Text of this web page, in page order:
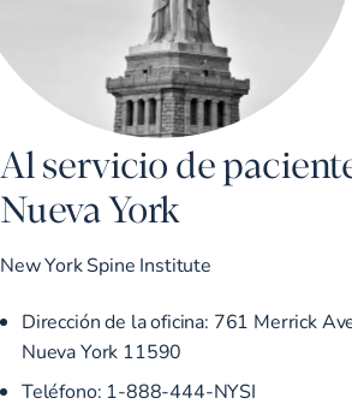
Al servicio de
Nueva York
New York Spine Institute
Dirección de la oficina: 761 Merrick
Nueva York 11590
Teléfono: 1-888-444-NYSI